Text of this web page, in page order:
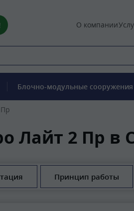
О компании
Блочно-модульные сооружения
Лайт 2 Пр в
Принцип работы